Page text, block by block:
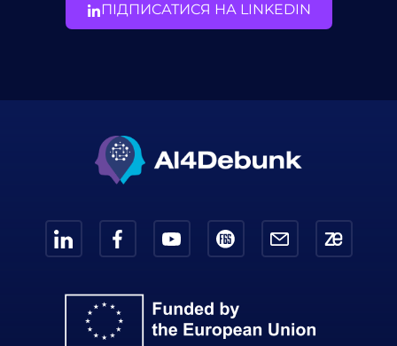
ПІДПИСАТИСЯ НА LINKEDIN